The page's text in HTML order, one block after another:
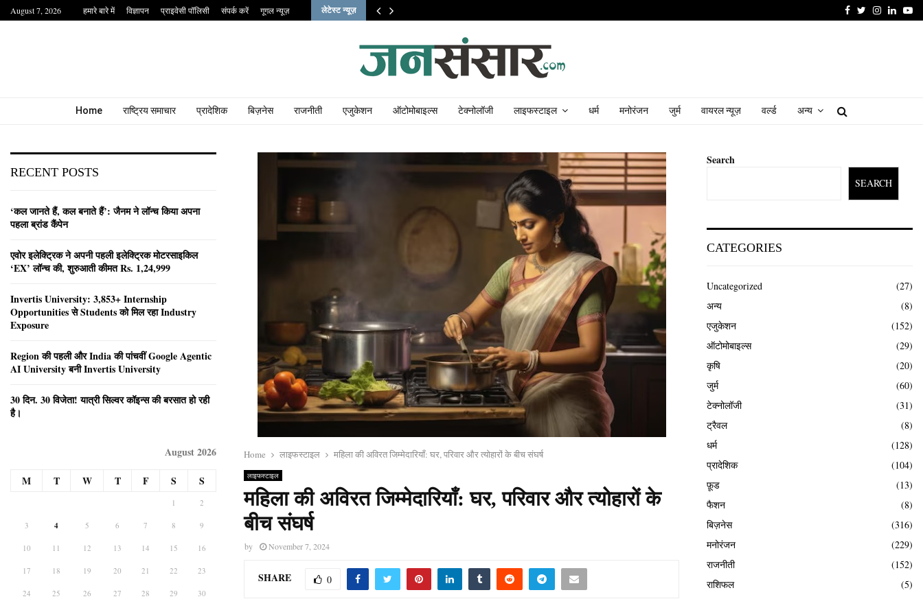
August 7, 2026 हमारे बारे में विज्ञापन प्राइवेसी पॉलिसी संपर्क करें गूगल न्यूज़ लेटेस्ट न्यूज़ FacebookTwitter
Instagram
Home राष्ट्रिय समाचार प्रादेशिक बिज़नेस राजनीती एजुकेशन ऑटोमोबाइल्स टेक्नोलॉजी लाइफस्टाइल धर्म मनोरंजन जुर्म वायरल न्यूज़ वर्ल्ड अन्य
Home लाइफस्टाइल महिला की अविरत जिम्मेदारियाँ: घर, परिवार और त्योहारों के बीच संघर्ष
लाइफस्टाइल
महिला की अविरत जिम्मेदारियाँ: घर, परिवार और त्योहारों के
बीच संघर्ष
by November 7, 2024
SHARE 0
RECENT POSTS
‘कल जानते हैं, कल बनाते हैं’: जैनम ने लॉन्च किया अपना
पहला ब्रांड कैंपेन
एवोर इलेक्ट्रिक ने अपनी पहली इलेक्ट्रिक मोटरसाइकिल
‘EX’ लॉन्च की, शुरुआती कीमत Rs. 1,24,999
Invertis University: 3,853+ Internship
Opportunities से Students को मिल रहा Industry
Exposure
Region की पहली और India की पांचवीं Google Agentic
AI University बनी Invertis University
30 दिन. 30 विजेता! यात्री सिल्वर कॉइन्स की बरसात हो रही
है।
August 2026
M
T W T F S S
1 2
3 4 5 6 7 8 9
10 11 12 13 14 15 16
17 18 19 20 21 22 23
24 25 26 27 28 29 30
Search
SEARCH
CATEGORIES
Uncategorized
(27)
अन्य
(8)
एजुकेशन
(152)
ऑटोमोबाइल्स
(29)
कृषि
(20)
जुर्म
(60)
टेक्नोलॉजी
(31)
ट्रैवल
(8)
धर्म
(128)
प्रादेशिक
(104)
फ़ूड
(13)
फैशन
(8)
बिज़नेस
(316)
मनोरंजन
(229)
राजनीती
(152)
राशिफल
(5)